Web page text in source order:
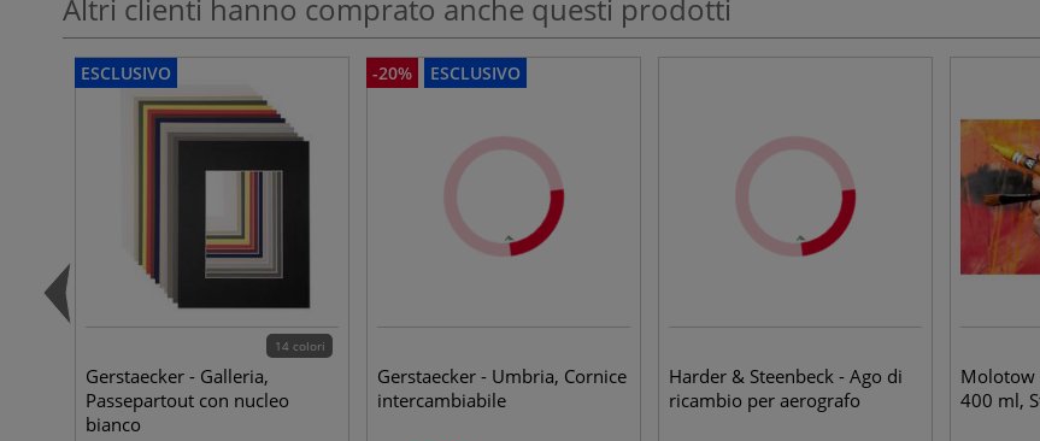
Altri clienti hanno comprato anche questi prodotti
ESCLUSIVO
14 colori
Gerstaecker - Galleria,
Passepartout con nucleo
bianco
-20% ESCLUSIVO
Gerstaecker - Umbria, Cornice
intercambiabile
Harder & Steenbeck - Ago di
ricambio per aerografo
Molotow
400 ml,